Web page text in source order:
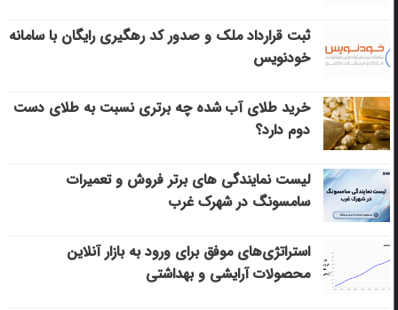
ثبت قرارداد ملک و صدور کد رهگیری رایگان با سامانه
خودنویس
خرید طلای آب شده چه برتری نسبت به طلای دست
دوم دارد؟
لیست نمایندگی های برتر فروش و تعمیرات
سامسونگ در شهرک غرب
استراتژی‌های موفق برای ورود به بازار آنلاین
محصولات آرایشی و بهداشتی